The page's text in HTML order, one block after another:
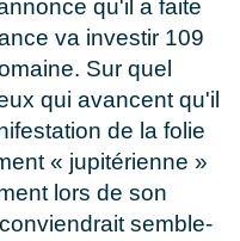
qu'il a faite
va investir 109
Sur quel
qui avancent qu'il
de la folie
« jupitérienne »
lors de son
semble-